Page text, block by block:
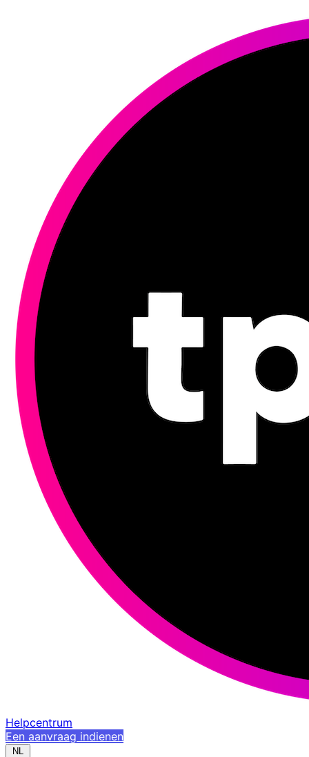
Helpcentrum
Een aanvraag indienen
NL